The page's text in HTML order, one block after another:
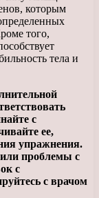
которым
того,
тела и
с
ее,
упражнения.
или проблемы с
с
с врачом